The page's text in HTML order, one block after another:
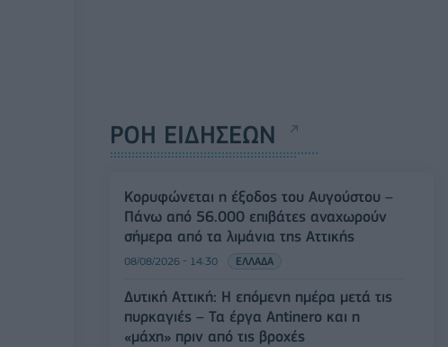
ΡΟΗ ΕΙΔΗΣΕΩΝ
Κορυφώνεται η έξοδος του Αυγούστου –
Πάνω από 56.000 επιβάτες αναχωρούν
σήμερα από τα λιμάνια της Αττικής
08/08/2026 - 14:30 ΕΛΛΑΔΑ
Δυτική Αττική: Η επόμενη ημέρα μετά τις
πυρκαγιές – Τα έργα Antinero και η
«μάχη» πριν από τις βροχές